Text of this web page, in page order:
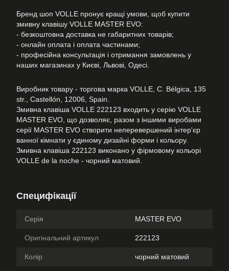
Бренд шоп VOLLE пронує кращі умови, щоб купити
змивну клавішу VOLLE MASTER EVO:
- безкоштовна доставка не габаритних товарів;
- онлайн оплата і оплата частинами;
- професійна консультація і отримання замовлень у
наших магазинах у Києві, Львові, Одесі.
Виробник товару - торгова марка VOLLE, C. Bélgica, 135
str., Castellón, 12006, Spain.
Змивна клавіша VOLLE 222123 входить у серію VOLLE
MASTER EVO, що дозволяє, разом з іншими виробами
серії MASTER EVO створити неперевершений інтер'єр
ванної кімнати у єдиному дизайні форми і кольору.
Змивна клавіша 222123 виконано у фірмовому кольорі
VOLLE de la noche - чорний матовий.
Специфікації
Серія MASTER EVO
Оригінальний артикул 222123
Колір чорний матовий